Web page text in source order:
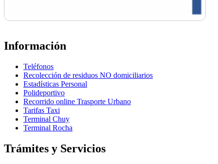
Información
Teléfonos
Recolección de residuos NO domiciliarios
Estadísticas Personal
Polideportivo
Recorrido online Trasporte Urbano
Tarifas Taxi
Terminal Chuy
Terminal Rocha
Trámites y Servicios